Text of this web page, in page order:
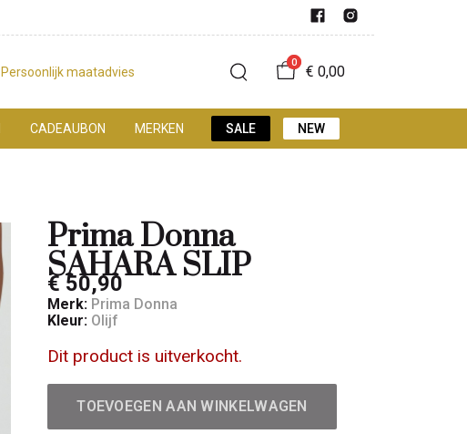
Persoonlijk maatadvies
0
€ 0,00
CADEAUBON MERKEN SALE NEW
Prima Donna
SAHARA SLIP
€ 50,90
Merk: Prima Donna
Kleur: Olijf
Dit product is uitverkocht.
TOEVOEGEN AAN WINKELWAGEN